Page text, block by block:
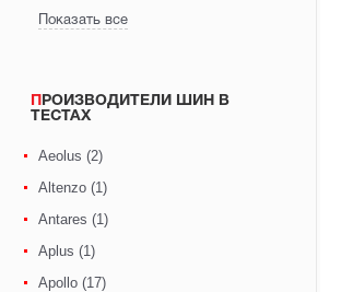
Показать все
ПРОИЗВОДИТЕЛИ ШИН В
ТЕСТАХ
Aeolus (2)
Altenzo (1)
Antares (1)
Aplus (1)
Apollo (17)